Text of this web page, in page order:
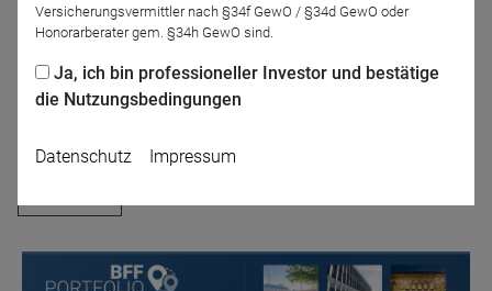
Zukunftstrends des Gesundheitswesen beleuchten.
Versicherungsvermittler nach §34f GewO / §34d GewO oder
Honorarberater gem. §34h GewO sind.
Ja, ich bin professioneller Investor und bestätige
die Nutzungsbedingungen
Datenschutz Impressum